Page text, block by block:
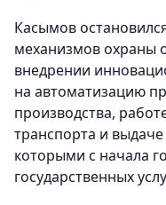
Касымов
механизмов охраны
внедрении
на автоматизацию
производства,
транспорта и
которыми с начала
государственных